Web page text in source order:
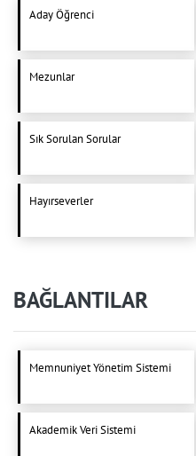
Aday Öğrenci
Mezunlar
Sık Sorulan Sorular
Hayırseverler
BAĞLANTILAR
Memnuniyet Yönetim Sistemi
Akademik Veri Sistemi